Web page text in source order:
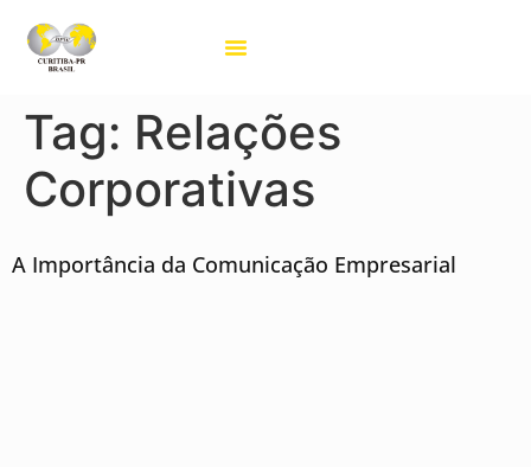
Tag: Relações
Corporativas
A Importância da Comunicação Empresarial